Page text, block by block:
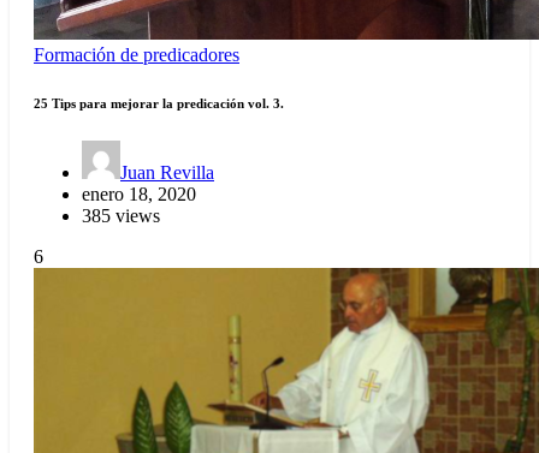
Formación de predicadores
25 Tips para mejorar la predicación vol. 3.
Juan Revilla
enero 18, 2020
385 views
6